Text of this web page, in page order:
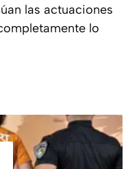
las actuaciones
lo